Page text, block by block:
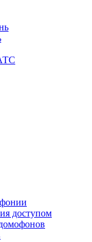
доступом